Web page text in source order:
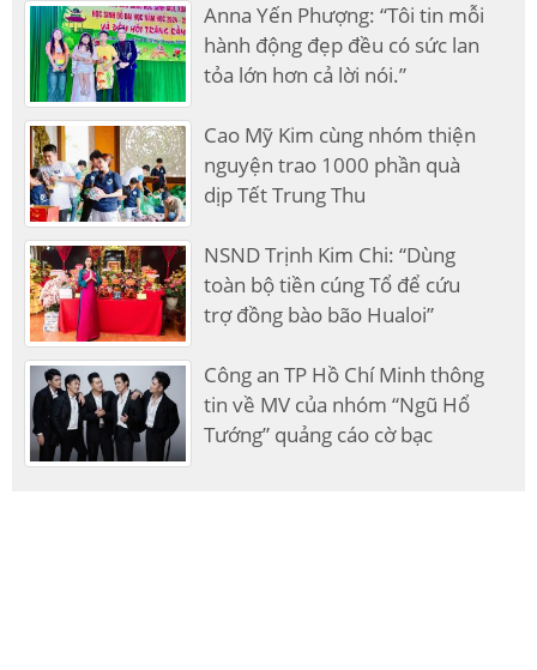
Anna Yến Phượng: “Tôi tin mỗi
hành động đẹp đều có sức lan
tỏa lớn hơn cả lời nói.”
Cao Mỹ Kim cùng nhóm thiện
nguyện trao 1000 phần quà
dịp Tết Trung Thu
NSND Trịnh Kim Chi: “Dùng
toàn bộ tiền cúng Tổ để cứu
trợ đồng bào bão Hualoi”
Công an TP Hồ Chí Minh thông
tin về MV của nhóm “Ngũ Hổ
Tướng” quảng cáo cờ bạc